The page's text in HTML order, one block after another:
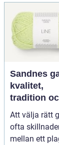
Sandnes
kvalitet,
tradition
moderna
för alla
Att välja rätt
ofta
mellan ett